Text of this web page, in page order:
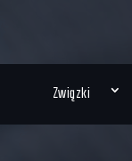
Związki